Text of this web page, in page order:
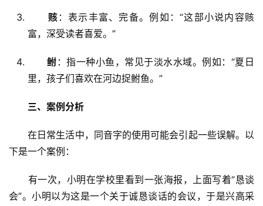
赅 ：表示丰富、完备。例如：“这部小说内容赅
富，深受读者喜爱。”
鲋 ：指一种小鱼，常见于淡水水域。例如：“夏日
里，孩子们喜欢在河边捉鲋鱼。”
三、案例分析
在日常生活中，同音字的使用可能会引起一些误解。以
下是一个案例：
有一次，小明在学校里看到一张海报，上面写着“恳谈
会”。小明以为这是一个关于诚恳谈话的会议，于是兴高采